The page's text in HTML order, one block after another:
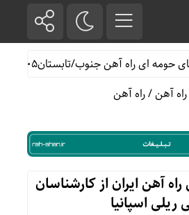
راه آهن جنوب/تابستان۱۴۰۵
راه آهن/راه آهن
آهن ایران از کارشناسان
ریلی اسپانیا